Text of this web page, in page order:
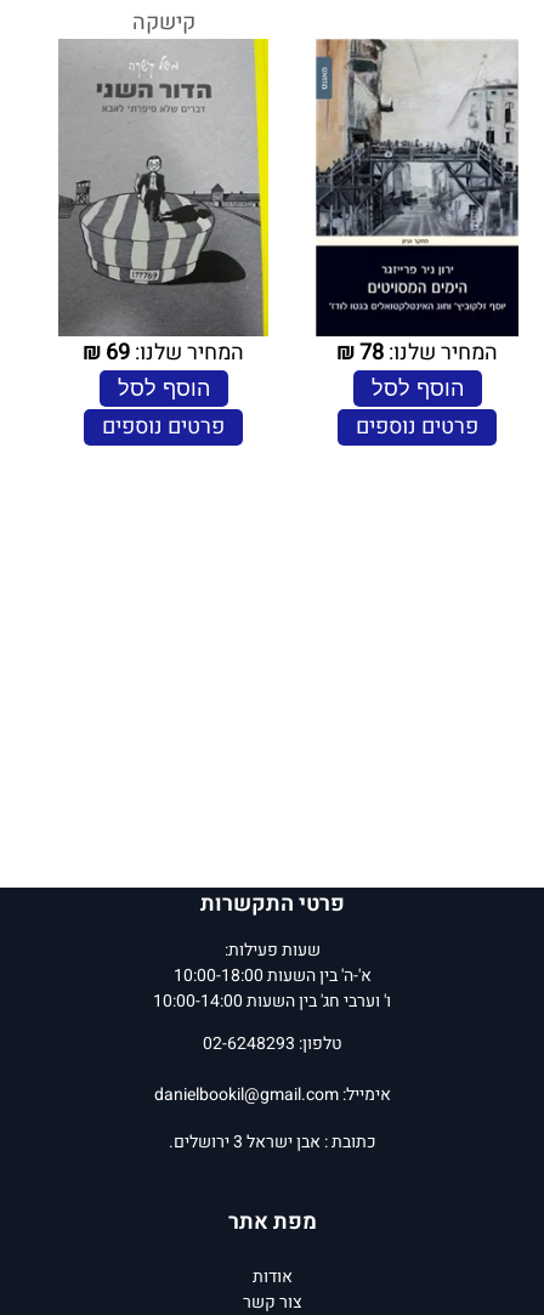
המחיר שלנו:78
₪
הוסף לסל
פרטים נוספים
קישקה
המחיר שלנו:69
₪
הוסף לסל
פרטים נוספים
פרטי התקשרות
שעות פעילות:
א'-ה' בין השעות 10:00-18:00
ו' וערבי חג' בין השעות 10:00-14:00
טלפון: 02-6248293
אימייל:danielbookil@gmail.com
כתובת : אבן ישראל 3 ירושלים.
מפת אתר
אודות
צור קשר